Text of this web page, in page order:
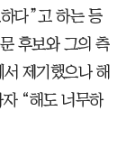
다”고 하는 등
후보와 그의 측
제기했으나 해
“해도 너무하